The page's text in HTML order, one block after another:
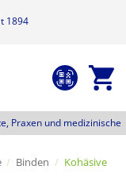
1894
Praxen und medizinische
/ Binden / Kohäsive